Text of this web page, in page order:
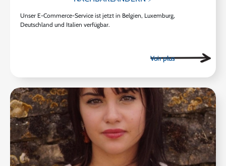
Unser E-Commerce-Service ist jetzt in Belgien, Luxemburg,
Deutschland und Italien verfügbar.